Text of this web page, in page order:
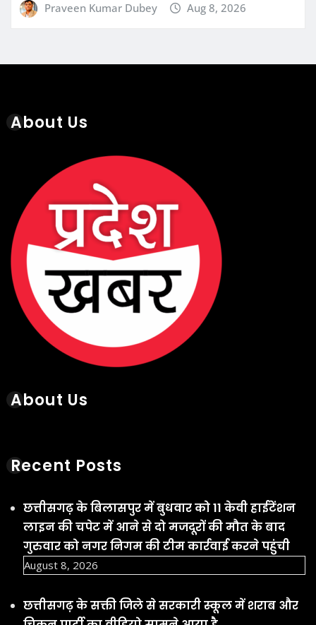
Praveen Kumar Dubey Aug 8, 2026
About Us
About Us
Recent Posts
छत्तीसगढ़ के बिलासपुर में बुधवार को 11 केवी हाईटेंशन
लाइन की चपेट में आने से दो मजदूरों की मौत के बाद
गुरुवार को नगर निगम की टीम कार्रवाई करने पहुंची
August 8, 2026
छत्तीसगढ़ के सक्ती जिले से सरकारी स्कूल में शराब और